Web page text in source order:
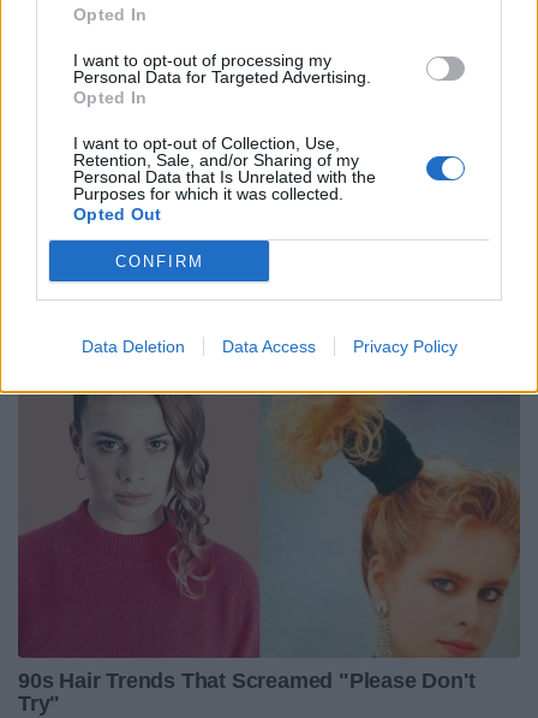
Opted In
I want to opt-out of processing my
Personal Data for Targeted Advertising.
Opted In
I want to opt-out of Collection, Use,
Retention, Sale, and/or Sharing of my
Personal Data that Is Unrelated with the
Purposes for which it was collected.
Opted Out
CONFIRM
Data Deletion Data Access Privacy Policy